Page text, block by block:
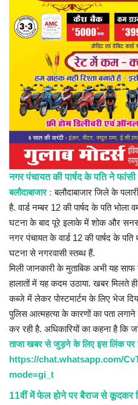
hindi
नगर पंचायत की पार्षद के पति ने
बलौदाबाजार : बलौदाबाजार जिले के
है. वार्ड नम्बर 12 की पार्षद के पति
घटना के बाद पूरे इलाके में शोक और
नगर पंचायत के वार्ड 12 की पार्षद के
घटना से नगरवासी स्तब्ध हैं.
मिली जानकारी के मुताबिक अभी यह साफ
हालातों में यह कदम उठाया. खबर मिलते
कब्जे में लेकर पोस्टमार्टम के लिए भेज
पुलिस आत्महत्या के कारणों का पता
कर रही है. अधिकारियों का कहना है कि
ताजा खबर से जुड़ने के लिए इस लिंक पर
https://chat.whatsapp.com/
mode=gi_t
11वीं में फेल होने पर बैराज से कूदकर